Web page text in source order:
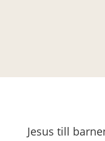
Jesus till